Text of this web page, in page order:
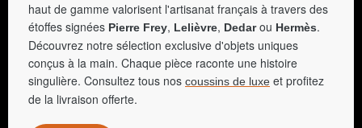
haut de gamme valorisent l'artisanat français à travers des
étoffes signées Pierre Frey, Lelièvre, Dedarou Hermès.
Découvrez notre sélection exclusive d'objets uniques
conçus à la main. Chaque pièce raconte une histoire
singulière. Consultez tous nos coussins de luxe et profitez
de la livraison offerte.